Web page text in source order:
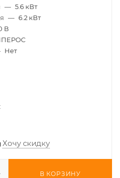
— 5.6 кВт
— 6.2 кВт
В
Нет
Хочу скидку
В КОРЗИНУ